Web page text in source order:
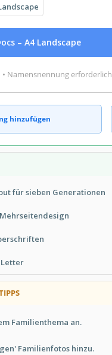
– A4 Landscape
Namensnennung erforderlich
hinzufügen
für sieben Generationen
Letter
Familienthema an.
Familienfotos hinzu.